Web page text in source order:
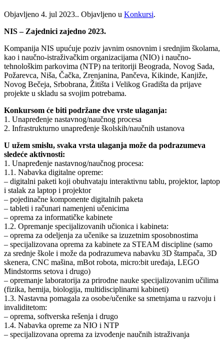
Objavljeno 4. jul 2023.. Objavljeno u Konkursi.
NIS – Zajednici zajedno 2023.
Kompanija NIS upućuje poziv javnim osnovnim i srednjim školama,
kao i naučno-istraživačkim organizacijama (NIO) i naučno-
tehnološkim parkovima (NTP) na teritoriji Beograda, Novog Sada,
Požarevca, Niša, Čačka, Zrenjanina, Pančeva, Kikinde, Kanjiže,
Novog Bečeja, Srbobrana, Žitišta i Velikog Gradišta da prijave
projekte u skladu sa svojim potrebama.
Konkursom će biti podržane dve vrste ulaganja:
1. Unapređenje nastavnog/naučnog procesa
2. Infrastrukturno unapređenje školskih/naučnih ustanova
U užem smislu, svaka vrsta ulaganja može da podrazumeva
sledeće aktivnosti:
1. Unapređenje nastavnog/naučnog procesa:
1.1. Nabavka digitalne opreme:
– digitalni paketi koji obuhvataju interaktivnu tablu, projektor, laptop
i stalak za laptop i projektor
– pojedinačne komponente digitalnih paketa
– tableti i računari namenjeni učenicima
– oprema za informatičke kabinete
1.2. Opremanje specijalizovanih učionica i kabineta:
– oprema za odeljenja za učenike sa izuzetnim sposobnostima
– specijalizovana oprema za kabinete za STEAM discipline (samo
za srednje škole i može da podrazumeva nabavku 3D štampača, 3D
skenera, CNC mašina, mBot robota, micro:bit uređaja, LEGO
Mindstorms setova i drugo)
– opremanje laboratorija za prirodne nauke specijalizovanim učilima
(fizika, hemija, biologija, multidisciplinarni kabineti)
1.3. Nastavna pomagala za osobe/učenike sa smetnjama u razvoju i
invaliditetom:
– oprema, softverska rešenja i drugo
1.4. Nabavka opreme za NIO i NTP
– specijalizovana oprema za izvođenje naučnih istraživanja